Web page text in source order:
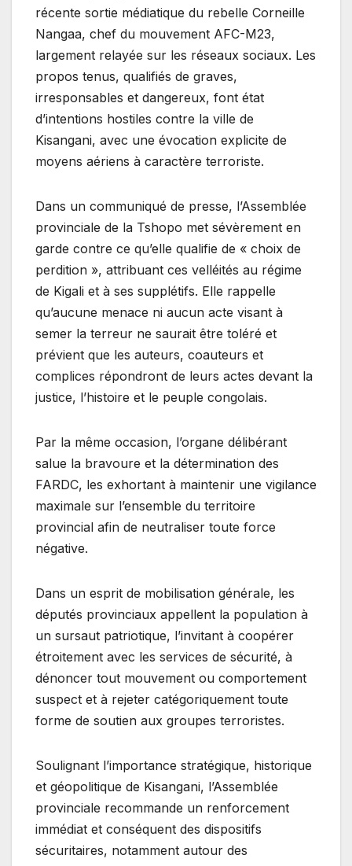
récente sortie médiatique du rebelle Corneille
Nangaa, chef du mouvement AFC-M23,
largement relayée sur les réseaux sociaux. Les
propos tenus, qualifiés de graves,
irresponsables et dangereux, font état
d’intentions hostiles contre la ville de
Kisangani, avec une évocation explicite de
moyens aériens à caractère terroriste.
Dans un communiqué de presse, l’Assemblée
provinciale de la Tshopo met sévèrement en
garde contre ce qu’elle qualifie de « choix de
perdition », attribuant ces velléités au régime
de Kigali et à ses supplétifs. Elle rappelle
qu’aucune menace ni aucun acte visant à
semer la terreur ne saurait être toléré et
prévient que les auteurs, coauteurs et
complices répondront de leurs actes devant la
justice, l’histoire et le peuple congolais.
Par la même occasion, l’organe délibérant
salue la bravoure et la détermination des
FARDC, les exhortant à maintenir une vigilance
maximale sur l’ensemble du territoire
provincial afin de neutraliser toute force
négative.
Dans un esprit de mobilisation générale, les
députés provinciaux appellent la population à
un sursaut patriotique, l’invitant à coopérer
étroitement avec les services de sécurité, à
dénoncer tout mouvement ou comportement
suspect et à rejeter catégoriquement toute
forme de soutien aux groupes terroristes.
Soulignant l’importance stratégique, historique
et géopolitique de Kisangani, l’Assemblée
provinciale recommande un renforcement
immédiat et conséquent des dispositifs
sécuritaires, notamment autour des